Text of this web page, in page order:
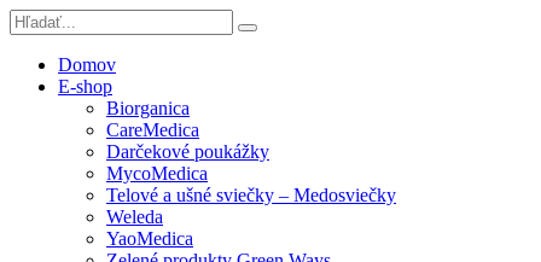
Domov
E-shop
Biorganica
CareMedica
Darčekové poukážky
MycoMedica
Telové a ušné sviečky – Medosviečky
Weleda
YaoMedica